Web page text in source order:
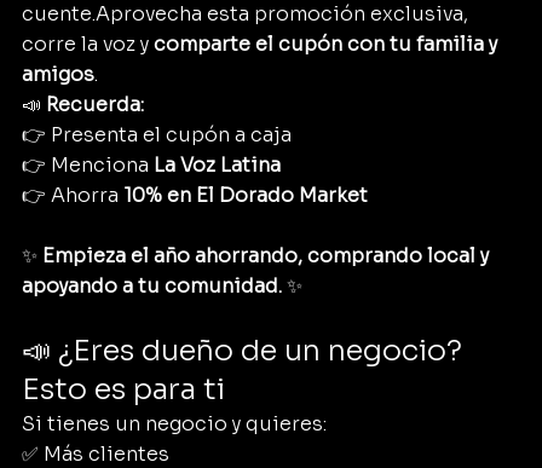
cuente.Aprovecha esta promoción exclusiva,
corre la voz y comparte el cupón con tu familia y
amigos.
📣 Recuerda:
👉 Presenta el cupón a caja
👉 Menciona La Voz Latina
👉 Ahorra 10% en El Dorado Market
✨ Empieza el año ahorrando, comprando local y
apoyando a tu comunidad. ✨
📣 ¿Eres dueño de un negocio?
Esto es para ti
Si tienes un negocio y quieres:
✅ Más clientes